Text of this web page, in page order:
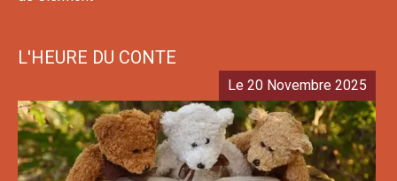
L'HEURE DU CONTE
Le 20 Novembre 2025